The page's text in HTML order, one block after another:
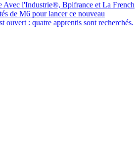
Avec l'Industrie®, Bpifrance et La French
de M6 pour lancer ce nouveau
ouvert : quatre apprentis sont recherchés.